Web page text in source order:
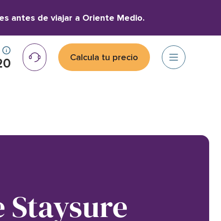
antes de viajar a Oriente Medio.
Calcula tu precio